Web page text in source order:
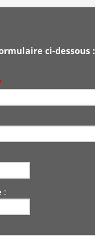
ci-dessous :
: